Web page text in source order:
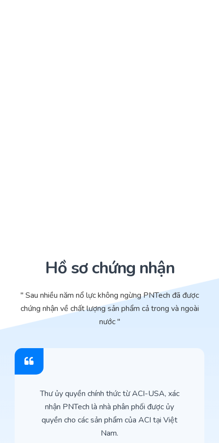
Hồ sơ chứng nhận
" Sau nhiều năm nổ lực không ngừng PNTech đã được
chứng nhận về chất lượng sản phẩm cả trong và ngoài
nước "
Thư ủy quyền chính thức từ ACI-USA, xác
nhận PNTech là nhà phân phối được ủy
quyền cho các sản phẩm của ACI tại Việt
Nam.